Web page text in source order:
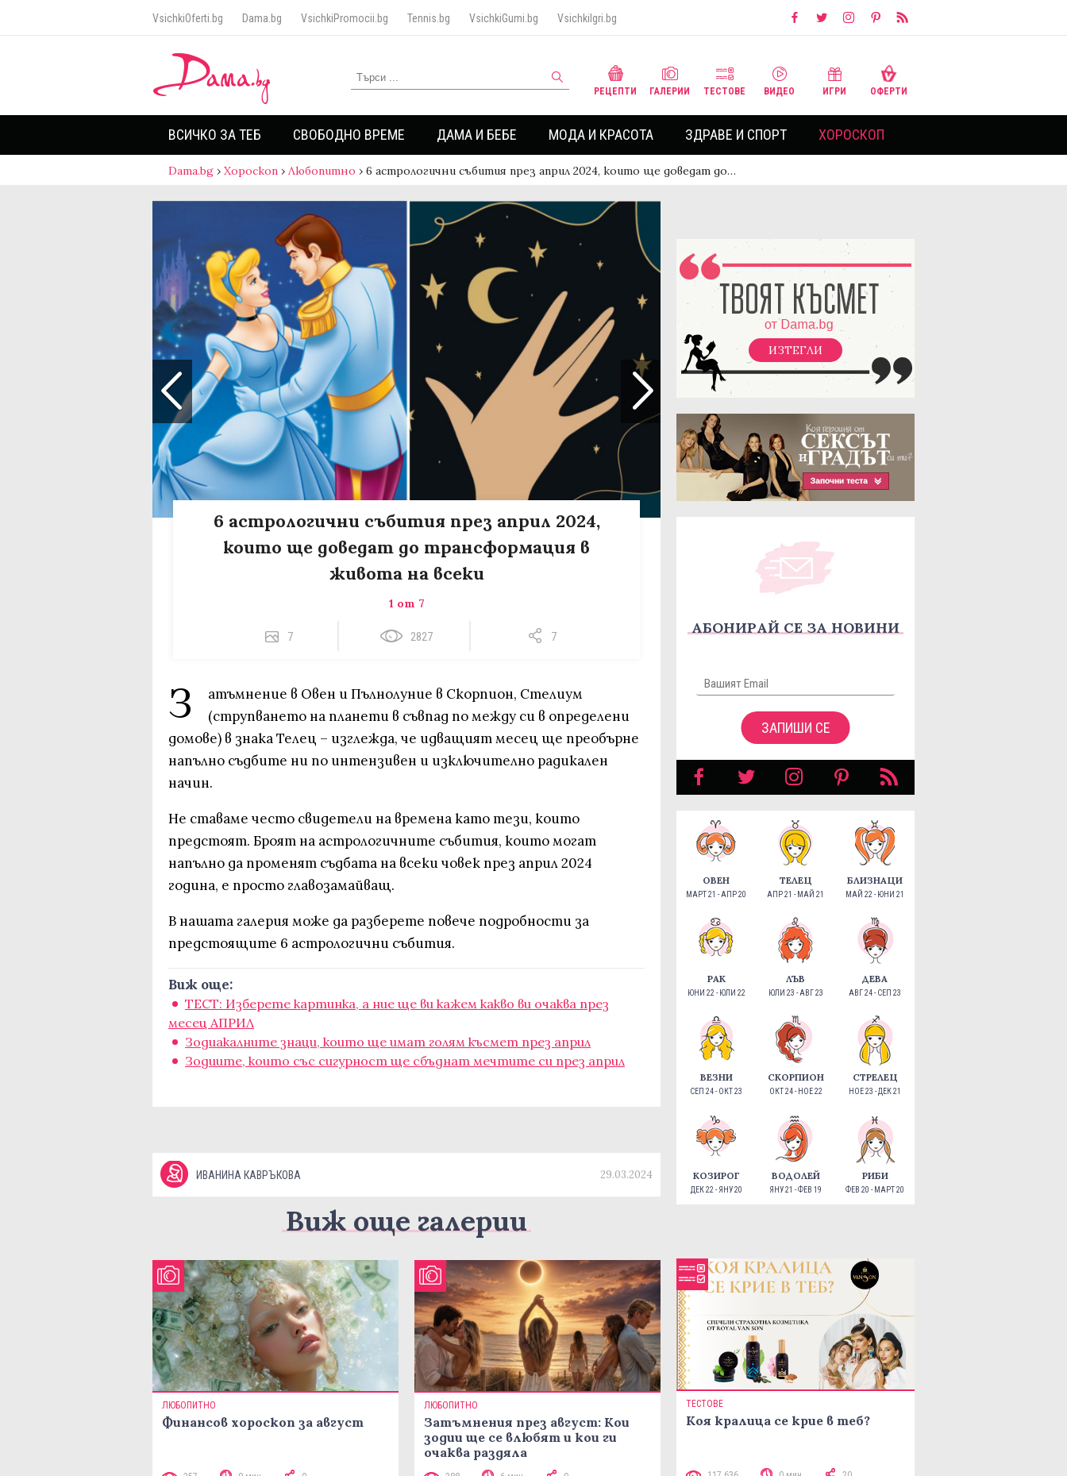
VsichkiOferti.bg Dama.bg VsichkiPromocii.bg Tennis.bg VsichkiGumi.bg VsichkiIgri.bg
РЕЦЕПТИ ГАЛЕРИИ ТЕСТОВЕ ВИДЕО ИГРИ ОФЕРТИ
ВСИЧКО ЗА ТЕБ СВОБОДНО ВРЕМЕ ДАМА И БЕБЕ МОДА И КРАСОТА ЗДРАВЕ И СПОРТ ХОРОСКОП
Dama.bg › Хороскоп › Любопитно › 6 астрологични събития през април 2024, които ще доведат до…
6 астрологични събития през април 2024,
които ще доведат до трансформация в
живота на всеки
1 от 7
7 2827 7
З
атъмнение в Овен и Пълнолуние в Скорпион, Стелиум
(струпването на планети в съвпад по между си в определени
домове) в знака Телец – изглежда, че идващият месец ще преобърне
напълно съдбите ни по интензивен и изключително радикален
начин.
Не ставаме често свидетели на времена като тези, които
предстоят. Броят на астрологичните събития, които могат
напълно да променят съдбата на всеки човек през април 2024
година, е просто главозамайващ.
В нашата галерия може да разберете повече подробности за
предстоящите 6 астрологични събития.
Виж още:
ТЕСТ: Изберете картинка, а ние ще ви кажем какво ви очаква през
месец АПРИЛ
Зодиакалните знаци, които ще имат голям късмет през април
Зодиите, които със сигурност ще сбъднат мечтите си през април
ИВАНИНА КАВРЪКОВА 29.03.2024
Виж още галерии
ЛЮБОПИТНО
Финансов хороскоп за август
ЛЮБОПИТНО
Затъмнения през август: Кои
зодии ще се влюбят и кои ги
очаква раздяла
ИЗТЕГЛИ
АБОНИРАЙ СЕ ЗА НОВИНИ
ЗАПИШИ СЕ
ОВЕН
МАРТ 21 - АПР 20
ТЕЛЕЦ
АПР 21 - МАЙ 21
БЛИЗНАЦИ
МАЙ 22 - ЮНИ 21
РАК
ЮНИ 22 - ЮЛИ 22
ЛЪВ
ЮЛИ 23 - АВГ 23
ДЕВА
АВГ 24 - СЕП 23
ВЕЗНИ
СЕП 24 - ОКТ 23
СКОРПИОН
ОКТ 24 - НОЕ 22
СТРЕЛЕЦ
НОЕ 23 - ДЕК 21
КОЗИРОГ
ДЕК 22 - ЯНУ 20
ВОДОЛЕЙ
ЯНУ 21 - ФЕВ 19
РИБИ
ФЕВ 20 - МАРТ 20
ТЕСТОВЕ
Коя кралица се крие в теб?